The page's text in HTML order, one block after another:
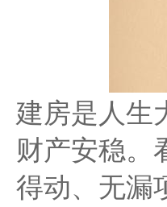
建房是人生
财产安稳。
得动、无漏